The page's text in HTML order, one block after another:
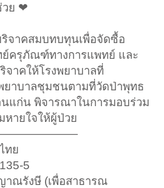
วย ❤
จาคสมบทบทุนเพื่อจัดซื้อ
ครุภัณฑ์ทางการแพทย์ และ
าคให้โรงพยาบาลที่
ยาบาลชุมชนตามที่วัดป่าพุทธ
แก่น พิจารณาในการมอบร่วม
หายใจให้ผู้ป่วย
ทย
5
ณรังษี (เพื่อสาธารณ